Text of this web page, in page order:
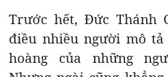
Trước hết, Đức Thánh
điều nhiều người mô tả
hoàng của những